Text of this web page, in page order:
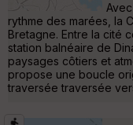
rythme des marées, la
Bretagne. Entre la cité
station balnéaire de
paysages côtiers et
propose une boucle
traversée traversée